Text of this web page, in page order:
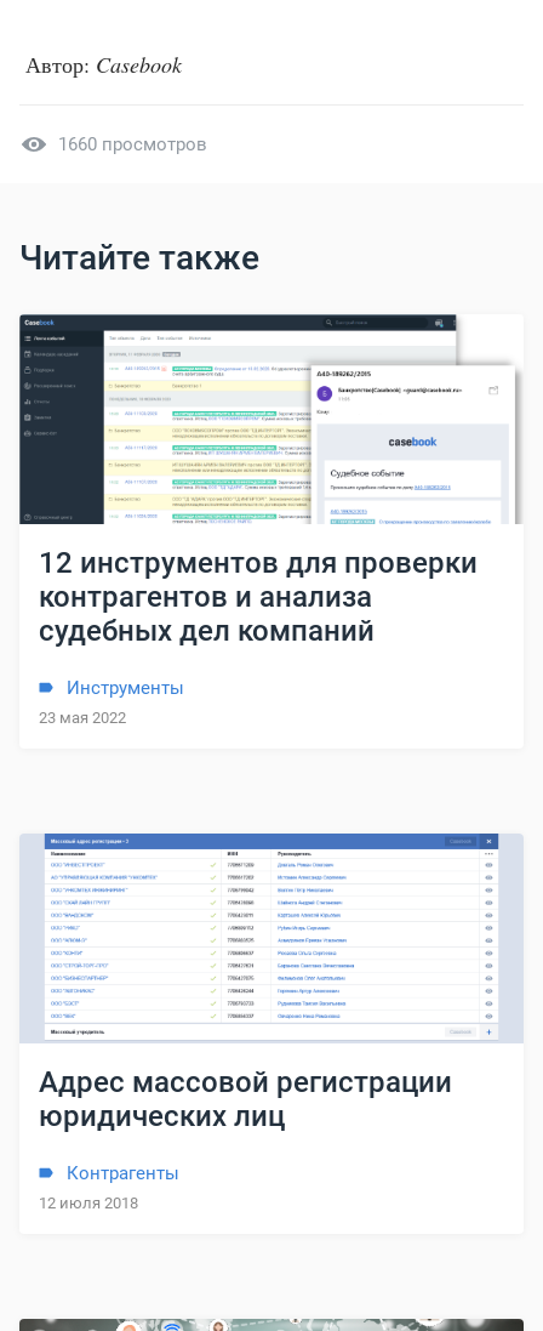
Автор: Casebook
1660 просмотров
Читайте также
12 инструментов для проверки
контрагентов и анализа
судебных дел компаний
Инструменты
23 мая 2022
Адрес массовой регистрации
юридических лиц
Контрагенты
12 июля 2018